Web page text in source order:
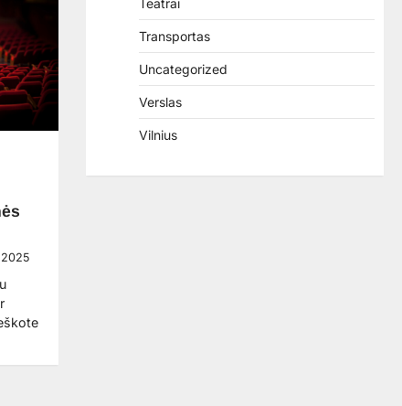
Teatrai
Transportas
Uncategorized
Verslas
Vilnius